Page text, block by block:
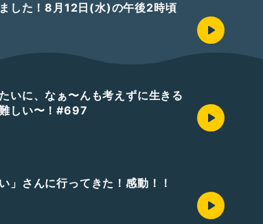
した！8月12日(水)の午後2時頃
いに、なぁ〜んも考えずに生きる
しい〜！#697
」さんに行ってきた！感動！！